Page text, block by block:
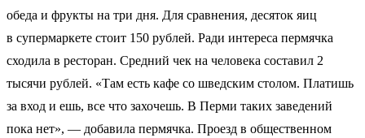
обеда и фрукты на три дня. Для сравнения, десяток яиц
в супермаркете стоит 150 рублей. Ради интереса пермячка
сходила в ресторан. Средний чек на человека составил 2
тысячи рублей. «Там есть кафе со шведским столом. Платишь
за вход и ешь, все что захочешь. В Перми таких заведений
пока нет», — добавила пермячка. Проезд в общественном